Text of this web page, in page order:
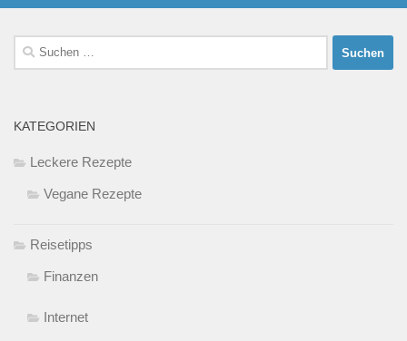
Suchen
nach:
KATEGORIEN
Leckere Rezepte
Vegane Rezepte
Reisetipps
Finanzen
Internet